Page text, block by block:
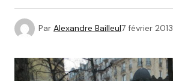
Par Alexandre Bailleul7 février 2013